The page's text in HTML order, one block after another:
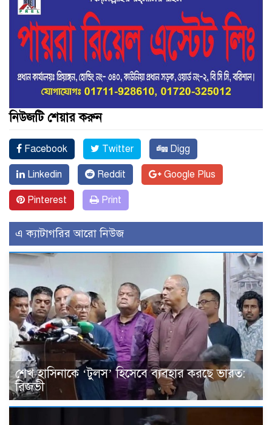
নিউজটি শেয়ার করুন
Facebook Twitter Digg
Linkedin Reddit Google Plus
Pinterest Print
এ ক্যাটাগরির আরো নিউজ
শেখ হাসিনাকে ‘টুলস’ হিসেবে ব্যবহার করছে ভারত:
রিজভী